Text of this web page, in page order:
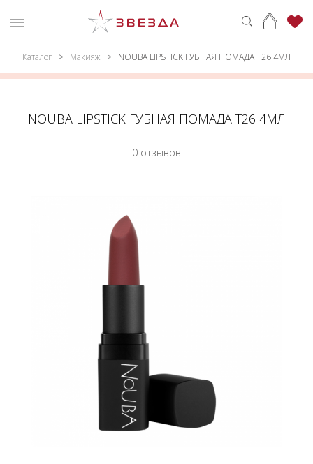
ВОЙТИ
Каталог
МАКИЯЖ
Каталог Макияж NOUBA LIPSTICK ГУБНАЯ ПОМАДА Т26 4МЛ
NOUBA LIPSTICK ГУБНАЯ ПОМАДА Т26 4МЛ
0 отзывов